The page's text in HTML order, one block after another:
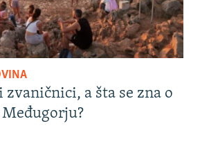
zvaničnici, a šta se zna o